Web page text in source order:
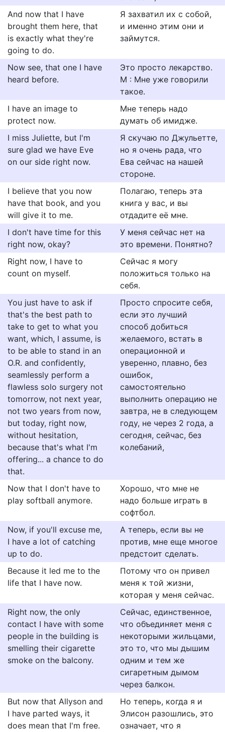
And now that I have
brought them here, that
is exactly what they're
going to do.
Я захватил их с собой,
и именно этим они и
займутся.
Now see, that one I have
heard before.
Это просто лекарство.
М : Мне уже говорили
такое.
I have an image to
protect now.
Мне теперь надо
думать об имидже.
I miss Juliette, but I'm
sure glad we have Eve
on our side right now.
Я скучаю по Джульетте,
но я очень рада, что
Ева сейчас на нашей
стороне.
I believe that you now
have that book, and you
will give it to me.
Полагаю, теперь эта
книга у вас, и вы
отдадите её мне.
I don't have time for this
right now, okay?
У меня сейчас нет на
это времени. Понятно?
Right now, I have to
count on myself.
Сейчас я могу
положиться только на
себя.
You just have to ask if
that's the best path to
take to get to what you
want, which, I assume, is
to be able to stand in an
O.R. and confidently,
seamlessly perform a
flawless solo surgery not
tomorrow, not next year,
not two years from now,
but today, right now,
without hesitation,
because that's what I'm
offering... a chance to do
that.
Просто спросите себя,
если это лучший
способ добиться
желаемого, встать в
операционной и
уверенно, плавно, без
ошибок,
самостоятельно
выполнить операцию не
завтра, не в следующем
году, не через 2 года, а
сегодня, сейчас, без
колебаний,
Now that I don't have to
play softball anymore.
Хорошо, что мне не
надо больше играть в
софтбол.
Now, if you'll excuse me,
I have a lot of catching
up to do.
А теперь, если вы не
против, мне еще многое
предстоит сделать.
Because it led me to the
life that I have now.
Потому что он привел
меня к той жизни,
которая у меня сейчас.
Right now, the only
contact I have with some
people in the building is
smelling their cigarette
smoke on the balcony.
Сейчас, единственное,
что объединяет меня с
некоторыми жильцами,
это то, что мы дышим
одним и тем же
сигаретным дымом
через балкон.
But now that Allyson and
I have parted ways, it
does mean that I'm free.
Но теперь, когда я и
Элисон разошлись, это
означает, что я